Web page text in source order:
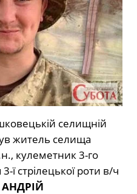
селищній
житель селища
кулеметник 3-го
ї стрілецької роти в/ч